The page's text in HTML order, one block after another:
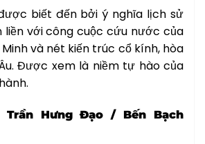
biết đến bởi ý nghĩa lịch sử
liền với công cuộc cứu nước của
và nét kiến trúc cổ kính, hòa
Được xem là niềm tự hào của
Trần Hưng Đạo / Bến Bạch